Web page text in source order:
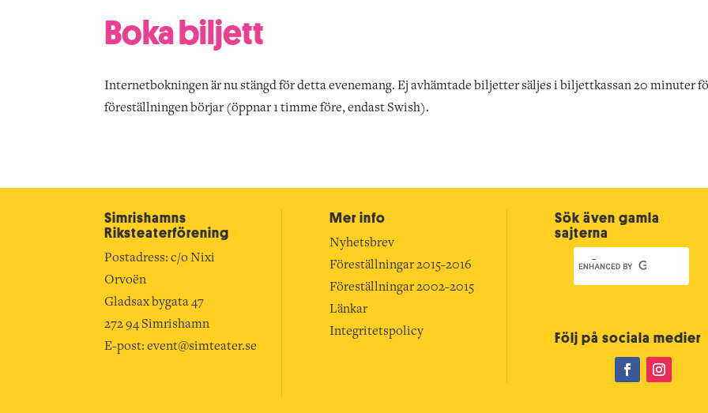
Boka biljett
Internetbokningen är nu stängd för detta evenemang. Ej avhämtade biljetter säljes i biljettkassan 20 minuter
föreställningen börjar (öppnar 1 timme före, endast Swish).
Simrishamns
Riksteater­förening
Postadress: c/o Nixi
Orvoën
Gladsax bygata 47
272 94 Simrishamn
E-post: event@simteater.se
Mer info
Nyhetsbrev
Föreställningar 2015-2016
Föreställningar 2002-2015
Länkar
Integritetspolicy
Sök även gamla
sajterna
Följ på sociala medier